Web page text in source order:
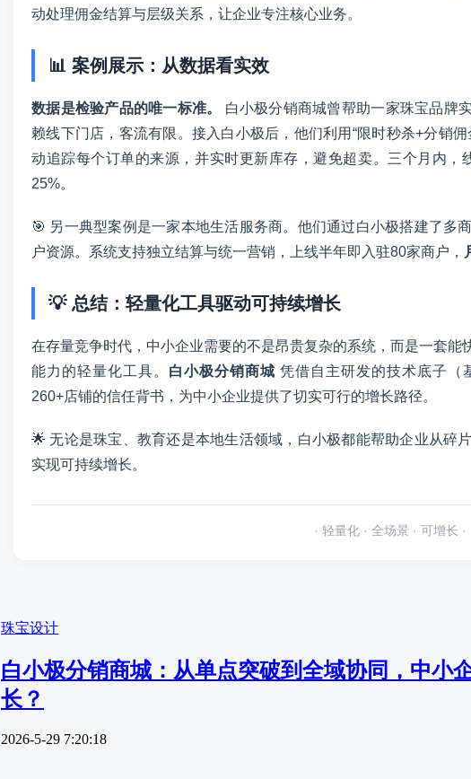
动处理佣金结算与层级关系，让企业专注核心业务。
📊 案例展示：从数据看实效
数据是检验产品的唯一标准。 白小极分销商城曾帮助一家珠宝品牌
赖线下门店，客流有限。接入白小极后，他们利用“限时秒杀+分销
动追踪每个订单的来源，并实时更新库存，避免超卖。三个月内，
25%。
🎯 另一典型案例是一家本地生活服务商。他们通过白小极搭建了多
户资源。系统支持独立结算与统一营销，上线半年即入驻80家商户，
💡 总结：轻量化工具驱动可持续增长
在存量竞争时代，中小企业需要的不是昂贵复杂的系统，而是一套能
能力的轻量化工具。 白小极分销商城 凭借自主研发的技术底子（
260+店铺的信任背书，为中小企业提供了切实可行的增长路径。
🌟 无论是珠宝、教育还是本地生活领域，白小极都能帮助企业从碎
实现可持续增长。
· 轻量化 · 全场景 · 可增长 ·
珠宝设计
白小极分销商城：从单点突破到全域协同，中小
长？
2026-5-29 7:20:18